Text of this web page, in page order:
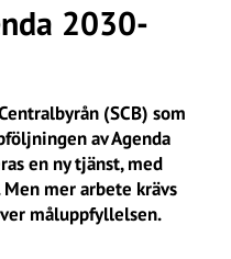
2030-
(SCB) som
av Agenda
en ny tjänst, med
mer arbete krävs
måluppfyllelsen.